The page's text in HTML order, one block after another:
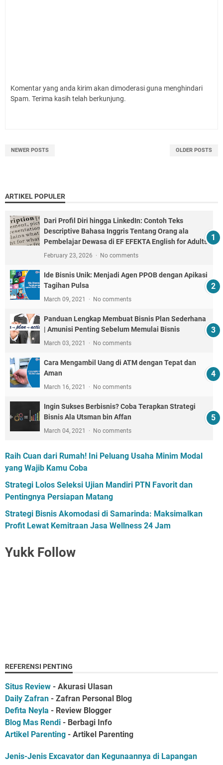
Komentar yang anda kirim akan dimoderasi guna menghindari
Spam. Terima kasih telah berkunjung.
NEWER POSTS OLDER POSTS
ARTIKEL POPULER
Dari Profil Diri hingga LinkedIn: Contoh Teks
Descriptive Bahasa Inggris Tentang Orang ala
Pembelajar Dewasa di EF EFEKTA English for Adults
February 23, 2026 No comments
Ide Bisnis Unik: Menjadi Agen PPOB dengan Apikasi
Tagihan Pulsa
March 09, 2021 No comments
Panduan Lengkap Membuat Bisnis Plan Sederhana
| Amunisi Penting Sebelum Memulai Bisnis
March 03, 2021 No comments
Cara Mengambil Uang di ATM dengan Tepat dan
Aman
March 16, 2021 No comments
Ingin Sukses Berbisnis? Coba Terapkan Strategi
Bisnis Ala Utsman bin Affan
March 04, 2021 No comments
Raih Cuan dari Rumah! Ini Peluang Usaha Minim Modal
yang Wajib Kamu Coba
Strategi Lolos Seleksi Ujian Mandiri PTN Favorit dan
Pentingnya Persiapan Matang
Strategi Bisnis Akomodasi di Samarinda: Maksimalkan
Profit Lewat Kemitraan Jasa Wellness 24 Jam
Yukk Follow
REFERENSI PENTING
Situs Review - Akurasi Ulasan
Daily Zafran - Zafran Personal Blog
Defita Neyla - Review Blogger
Blog Mas Rendi - Berbagi Info
Artikel Parenting - Artikel Parenting
Jenis-Jenis Excavator dan Kegunaannya di Lapangan